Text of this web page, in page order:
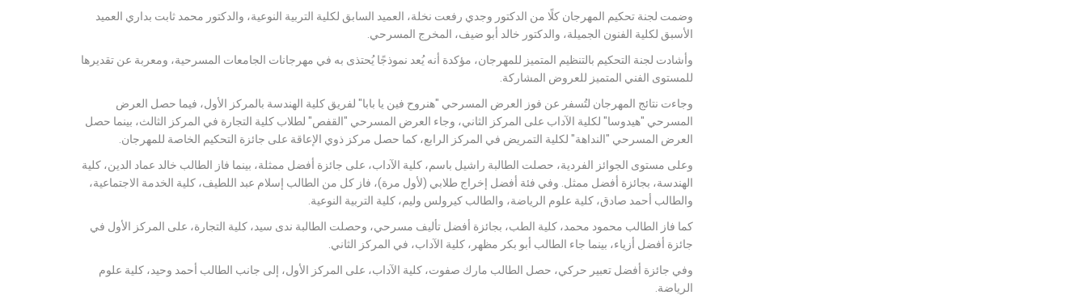
وضمت لجنة تحكيم المهرجان كلًا من الدكتور وجدي رفعت نخلة، العميد السابق لكلية التربية النوعية، والدكتور محمد ثابت بداري العميد
الأسبق لكلية الفنون الجميلة، والدكتور خالد أبو ضيف، المخرج المسرحي.
وأشادت لجنة التحكيم بالتنظيم المتميز للمهرجان، مؤكدة أنه يُعد نموذجًا يُحتذى به في مهرجانات الجامعات المسرحية، ومعربة عن تقديرها
للمستوى الفني المتميز للعروض المشاركة.
وجاءت نتائج المهرجان لتُسفر عن فوز العرض المسرحي "هنروح فين يا بابا" لفريق كلية الهندسة بالمركز الأول، فيما حصل العرض
المسرحي "هيدوسا" لكلية الآداب على المركز الثاني، وجاء العرض المسرحي "القفص" لطلاب كلية التجارة في المركز الثالث، بينما حصل
العرض المسرحي "النداهة" لكلية التمريض في المركز الرابع، كما حصل مركز ذوي الإعاقة على جائزة التحكيم الخاصة للمهرجان.
وعلى مستوى الجوائز الفردية، حصلت الطالبة راشيل باسم، كلية الآداب، على جائزة أفضل ممثلة، بينما فاز الطالب خالد عماد الدين، كلية
الهندسة، بجائزة أفضل ممثل. وفي فئة أفضل إخراج طلابي (لأول مرة)، فاز كل من الطالب إسلام عبد اللطيف، كلية الخدمة الاجتماعية،
والطالب أحمد صادق، كلية علوم الرياضة، والطالب كيرولس وليم، كلية التربية النوعية.
كما فاز الطالب محمود محمد، كلية الطب، بجائزة أفضل تأليف مسرحي، وحصلت الطالبة ندى سيد، كلية التجارة، على المركز الأول في
جائزة أفضل أزياء، بينما جاء الطالب أبو بكر مظهر، كلية الآداب، في المركز الثاني.
وفي جائزة أفضل تعبير حركي، حصل الطالب مارك صفوت، كلية الآداب، على المركز الأول، إلى جانب الطالب أحمد وحيد، كلية علوم
الرياضة.